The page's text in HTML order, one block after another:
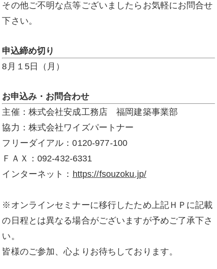
その他ご不明な点等ございましたらお気軽にお問合せ
下さい。
申込締め切り
8月１5日（月）
お申込み・お問合わせ
主催：株式会社安成工務店 福岡建築事業部
協力：株式会社ワイズパートナー
フリーダイアル：0120-977-100
ＦＡＸ：092-432-6331
インターネット： https://fsouzoku.jp/
※オンラインセミナーに移行したため上記ＨＰに記載
の日程とは異なる場合がございますが予めご了承下さ
い。
皆様のご参加、心よりお待ちしております。